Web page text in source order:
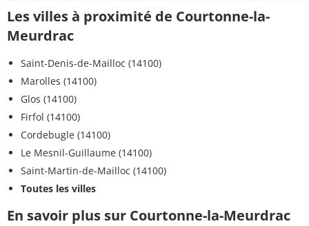
Les villes à proximité de Courtonne-la-
Meurdrac
Saint-Denis-de-Mailloc (14100)
Marolles (14100)
Glos (14100)
Firfol (14100)
Cordebugle (14100)
Le Mesnil-Guillaume (14100)
Saint-Martin-de-Mailloc (14100)
Toutes les villes
En savoir plus sur Courtonne-la-Meurdrac